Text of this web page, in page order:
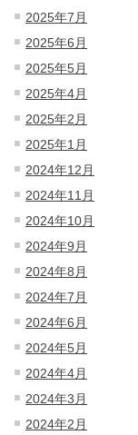
2025年7月
2025年6月
2025年5月
2025年4月
2025年2月
2025年1月
2024年12月
2024年11月
2024年10月
2024年9月
2024年8月
2024年7月
2024年6月
2024年5月
2024年4月
2024年3月
2024年2月